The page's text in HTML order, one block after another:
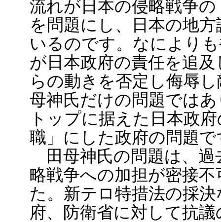
流れが日本の侵略戦争
を問題にし、日本の地
いるのです。なにより
が日本政府の責任を追
らの動きを否定し侮辱
母神氏だけの問題では
トップに据えた日本政
職」にした政府の問題で
田母神氏の問題は、過
略戦争への加担が密接
た。新テロ特措法の採
府、防衛省に対して抗